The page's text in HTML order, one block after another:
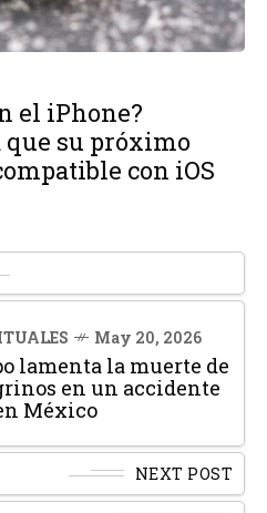
el iPhone?
su próximo
con iOS
May 20, 2026
lamenta la muerte de
en un accidente
México
NEXT POST